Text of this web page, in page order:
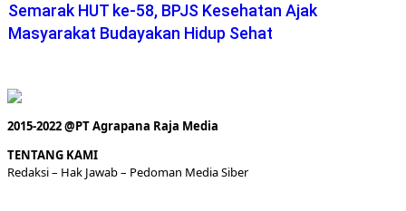
Semarak HUT ke-58, BPJS Kesehatan Ajak
Masyarakat Budayakan Hidup Sehat
2015-2022 @PT Agrapana Raja Media
TENTANG KAMI
Redaksi– Hak Jawab – Pedoman Media Siber